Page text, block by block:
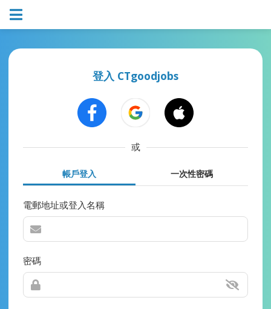
登入 CTgoodjobs
或
帳戶登入 一次性密碼
電郵地址或登入名稱
密碼